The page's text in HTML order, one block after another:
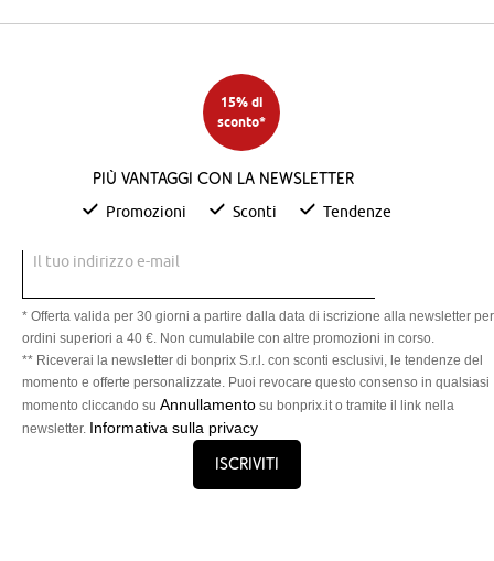
15% di
sconto*
Più vantaggi con la newsletter
Promozioni Sconti Tendenze
Il tuo indirizzo e-mail
* Offerta valida per 30 giorni a partire dalla data di iscrizione alla newsletter per
ordini superiori a 40 €. Non cumulabile con altre promozioni in corso.
** Riceverai la newsletter di bonprix S.r.l. con sconti esclusivi, le tendenze del
momento e offerte personalizzate. Puoi revocare questo consenso in qualsiasi
momento cliccando su Annullamento su bonprix.it o tramite il link nella
newsletter. Informativa sulla privacy
Iscriviti